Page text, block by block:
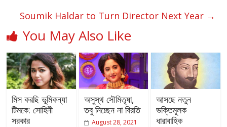
Soumik Haldar to Turn Director Next Year →
You May Also Like
মিস করছি ভূমিকন্যা
টিমকে: সোহিনী
সরকার
অসুস্থ সৌমিতৃষা,
তবু নিচ্ছেন না বিরতি
August 28, 2021
আসছে নতুন
ভক্তিমূলক
ধারাবাহিক